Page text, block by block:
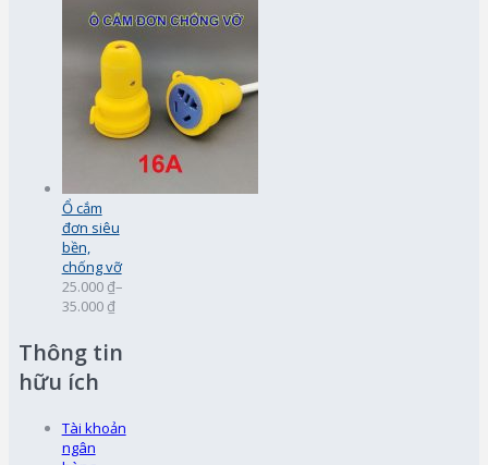
Ổ cắm
đơn siêu
bền,
chống vỡ
25.000 ₫–
35.000 ₫
Thông tin
hữu ích
Tài khoản
ngân